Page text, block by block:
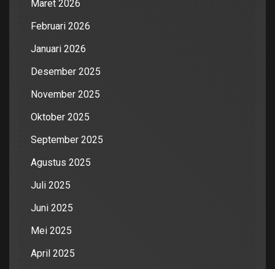
Maret 2026
Februari 2026
Januari 2026
Desember 2025
November 2025
Oktober 2025
September 2025
Agustus 2025
Juli 2025
Juni 2025
Mei 2025
April 2025